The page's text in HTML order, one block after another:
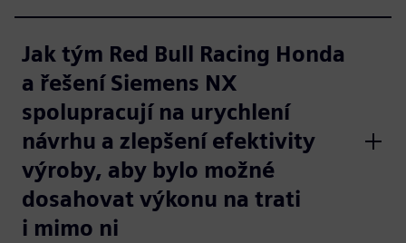
Jak tým Red Bull Racing Honda
a řešení Siemens NX
spolupracují na urychlení
návrhu a zlepšení efektivity
výroby, aby bylo možné
dosahovat výkonu na trati
i mimo ni